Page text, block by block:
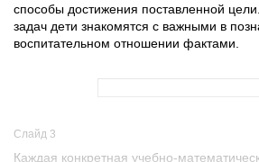
способы достижения поставленной
задач дети знакомятся с важными в
воспитательном отношении фактами.
Слайд 3
Каждая конкретная учебно-